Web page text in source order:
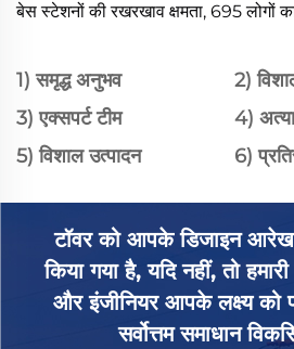
बेस स्टेशनों की रखरखाव क्षमता, 695 लोगों
1) समृद्ध अनुभव
2)
3) एक्सपर्ट टीम
4)
5) विशाल उत्पादन
6)
टॉवर को आपके डिजाइन आरेख
किया गया है, यदि नहीं, तो
और इंजीनियर आपके लक्ष्य को
सर्वोत्तम समाधान